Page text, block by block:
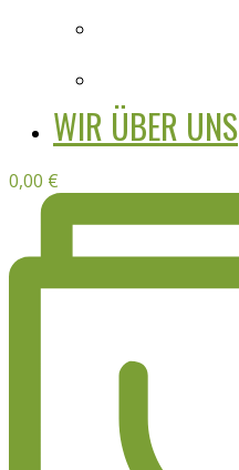
WIR ÜBER UNS
0,00 €